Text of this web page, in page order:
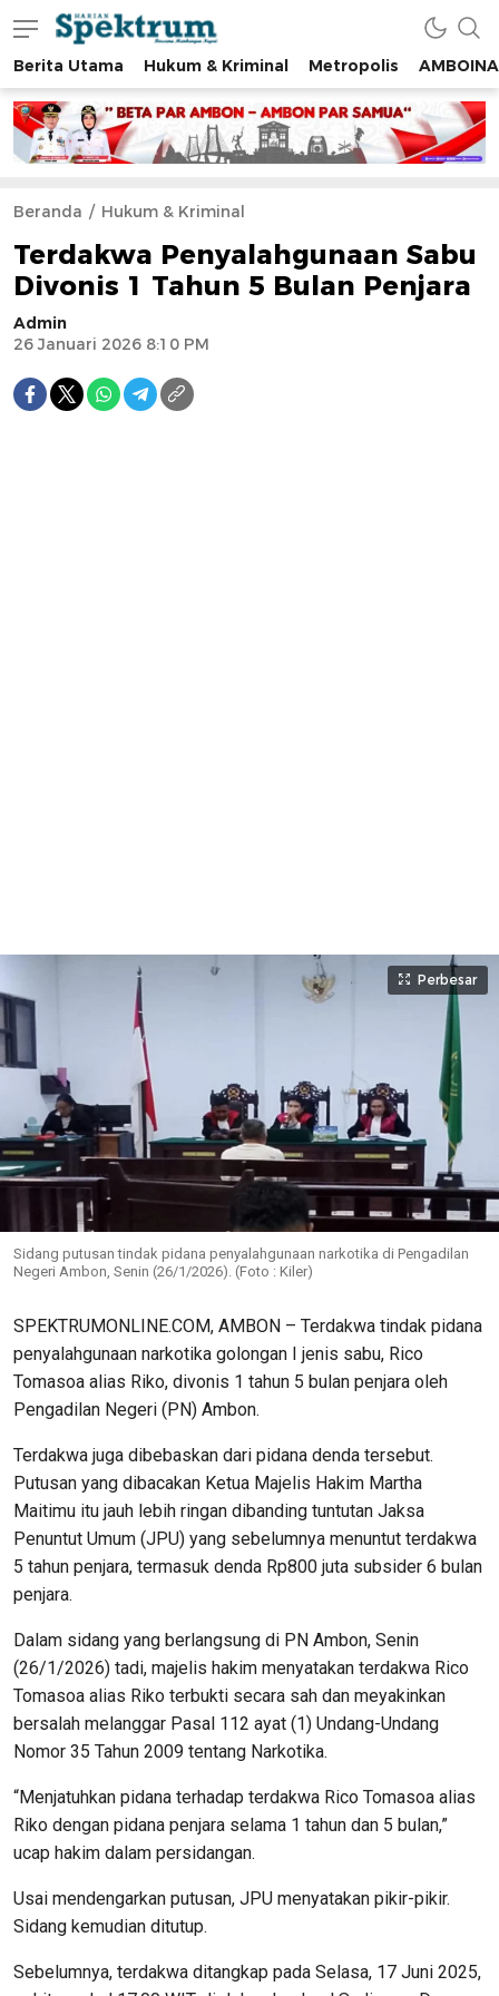
spektrumonline.com
Berita Utama Hukum & Kriminal Metropolis AMBOINA
Beranda Hukum & Kriminal
Terdakwa Penyalahgunaan Sabu
Divonis 1 Tahun 5 Bulan Penjara
Admin
26 Januari 2026 8:10 PM
Perbesar
Sidang putusan tindak pidana penyalahgunaan narkotika di Pengadilan
Negeri Ambon, Senin (26/1/2026). (Foto : Kiler)
SPEKTRUMONLINE.COM, AMBON – Terdakwa tindak pidana
penyalahgunaan narkotika golongan I jenis sabu, Rico
Tomasoa alias Riko, divonis 1 tahun 5 bulan penjara oleh
Pengadilan Negeri (PN) Ambon.
Terdakwa juga dibebaskan dari pidana denda tersebut.
Putusan yang dibacakan Ketua Majelis Hakim Martha
Maitimu itu jauh lebih ringan dibanding tuntutan Jaksa
Penuntut Umum (JPU) yang sebelumnya menuntut terdakwa
5 tahun penjara, termasuk denda Rp800 juta subsider 6 bulan
penjara.
Dalam sidang yang berlangsung di PN Ambon, Senin
(26/1/2026) tadi, majelis hakim menyatakan terdakwa Rico
Tomasoa alias Riko terbukti secara sah dan meyakinkan
bersalah melanggar Pasal 112 ayat (1) Undang-Undang
Nomor 35 Tahun 2009 tentang Narkotika.
“Menjatuhkan pidana terhadap terdakwa Rico Tomasoa alias
Riko dengan pidana penjara selama 1 tahun dan 5 bulan,”
ucap hakim dalam persidangan.
Usai mendengarkan putusan, JPU menyatakan pikir-pikir.
Sidang kemudian ditutup.
Sebelumnya, terdakwa ditangkap pada Selasa, 17 Juni 2025,